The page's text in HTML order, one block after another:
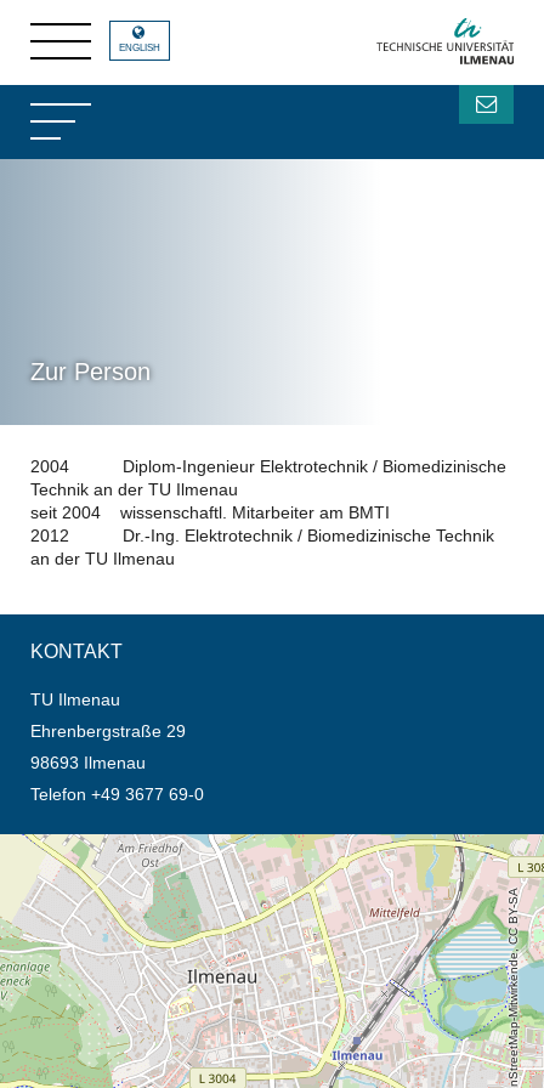
Zur Person
ENGLISH
2004 Diplom-Ingenieur Elektrotechnik / Biomedizinische
Technik an der TU Ilmenau
seit 2004 wissenschaftl. Mitarbeiter am BMTI
2012 Dr.-Ing. Elektrotechnik / Biomedizinische Technik
an der TU Ilmenau
KONTAKT
TU Ilmenau
Ehrenbergstraße 29
98693 Ilmenau
Telefon +49 3677 69-0
Öffnet die Anfahrtsbeschreibung in neuem Tab (Karte)
© OpenStreetMap-Mitwirkende, CC BY-SA